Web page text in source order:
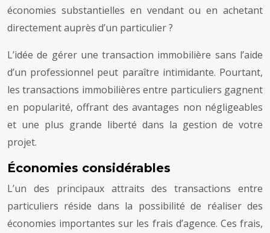
économies substantielles en vendant ou en achetant
directement auprès d’un particulier ?
L’idée de gérer une transaction immobilière sans l’aide
d’un professionnel peut paraître intimidante. Pourtant,
les transactions immobilières entre particuliers gagnent
en popularité, offrant des avantages non négligeables
et une plus grande liberté dans la gestion de votre
projet.
Économies considérables
L’un des principaux attraits des transactions entre
particuliers réside dans la possibilité de réaliser des
économies importantes sur les frais d’agence. Ces frais,